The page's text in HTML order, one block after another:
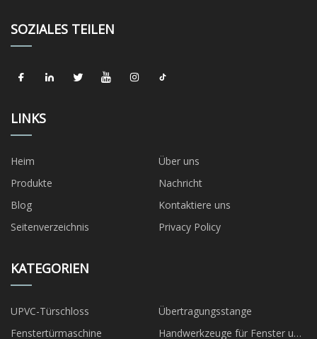
SOZIALES TEILEN
LINKS
Heim
Über uns
Produkte
Nachricht
Blog
Kontaktiere uns
Seitenverzeichnis
Privacy Policy
KATEGORIEN
UPVC-Türschloss
Übertragungsstange
Fenstertürmaschine
Handwerkzeuge für Fenster und